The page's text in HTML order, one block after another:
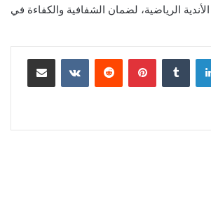
الرياضية، لضمان الشفافية والكفاءة في
لينكدإن بينتيريست